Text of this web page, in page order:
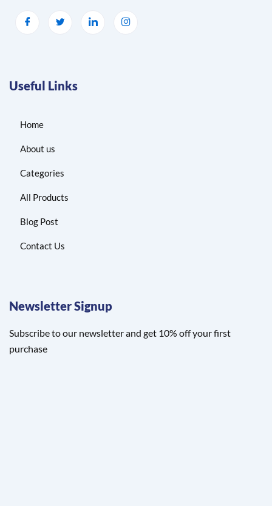
Useful Links
Home
About us
Categories
All Products
Blog Post
Contact Us
Newsletter Signup
Subscribe to our newsletter and get 10% off your first
purchase